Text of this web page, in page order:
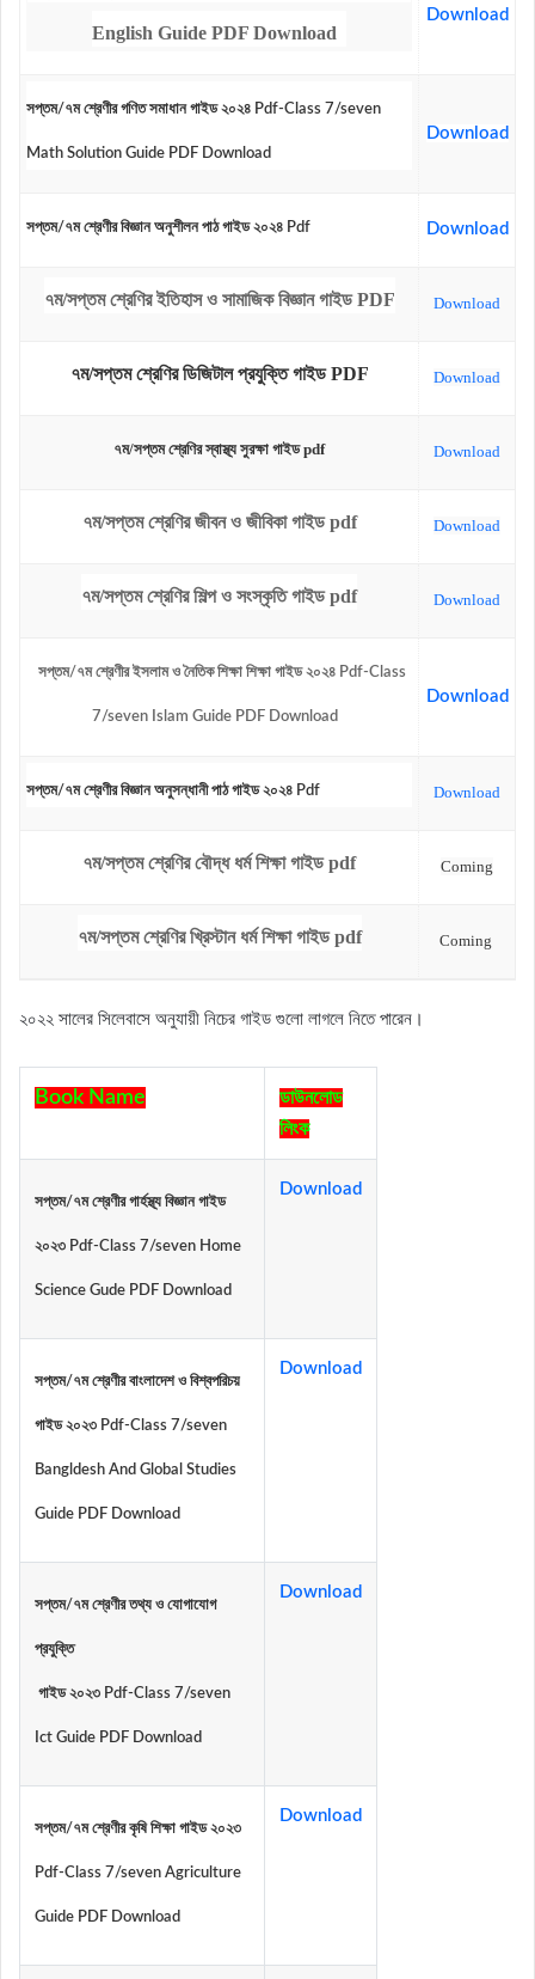
English Guide PDF Download
Download
সপ্তম/৭ম শ্রেণীর গণিত সমাধান গাইড ২০২৪ Pdf-Class 7/seven
Math Solution Guide PDF Download
Download
সপ্তম/৭ম শ্রেণীর বিজ্ঞান অনুশীলন পাঠ গাইড ২০২৪ Pdf Download
৭ম/সপ্তম শ্রেণির ইতিহাস ও সামাজিক বিজ্ঞান গাইড PDF Download
৭ম/সপ্তম শ্রেণির ডিজিটাল প্রযুক্তি গাইড PDF Download
৭ম/সপ্তম শ্রেণির স্বাস্থ্যসুরক্ষা গাইড pdf Download
৭ম/সপ্তম শ্রেণির জীবন ও জীবিকা গাইড pdf Download
৭ম/সপ্তম শ্রেণির শিল্প ও সংস্কৃতি গাইড pdf Download
সপ্তম/৭ম শ্রেণীর ইসলাম ও নৈতিক শিক্ষা শিক্ষা গাইড ২০২৪ Pdf-Class
7/seven Islam Guide PDF Download
Download
সপ্তম/৭ম শ্রেণীর বিজ্ঞান অনুসন্ধানী পাঠ গাইড ২০২৪ Pdf Download
৭ম/সপ্তম শ্রেণির বৌদ্ধ ধর্ম শিক্ষা গাইড pdf Coming
৭ম/সপ্তম শ্রেণির খ্রিস্টান ধর্ম শিক্ষা গাইড pdf Coming
২০২২ সালের সিলেবাসে অনুযায়ী নিচের গাইড গুলো লাগলে নিতে পারেন।
Book Name
ডাউনলোড
লিংক
সপ্তম/৭ম শ্রেণীর গার্হস্থ্য বিজ্ঞান গাইড
২০২৩ Pdf-Class 7/seven Home
Science Gude PDF Download
Download
সপ্তম/৭ম শ্রেণীর বাংলাদেশ ও বিশ্বপরিচয়
গাইড ২০২৩ Pdf-Class 7/seven
Bangldesh And Global Studies
Guide PDF Download
Download
সপ্তম/৭ম শ্রেণীর তথ্য ও যোগাযোগ
প্রযুক্তি
গাইড ২০২৩ Pdf-Class 7/seven
Ict Guide PDF Download
Download
সপ্তম/৭ম শ্রেণীর কৃষি শিক্ষা গাইড ২০২৩
Pdf-Class 7/seven Agriculture
Guide PDF Download
Download